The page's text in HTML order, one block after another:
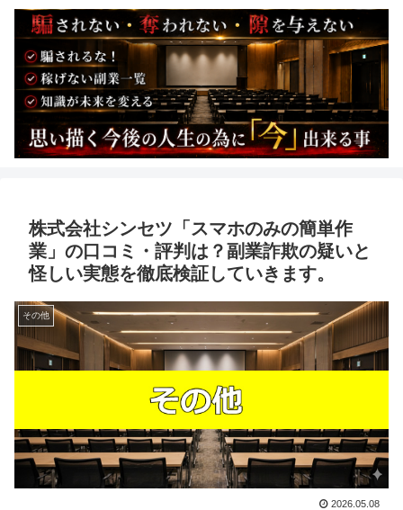
株式会社シンセツ「スマホのみの簡単作
業」の口コミ・評判は？副業詐欺の疑いと
怪しい実態を徹底検証していきます。
その他
2026.05.08